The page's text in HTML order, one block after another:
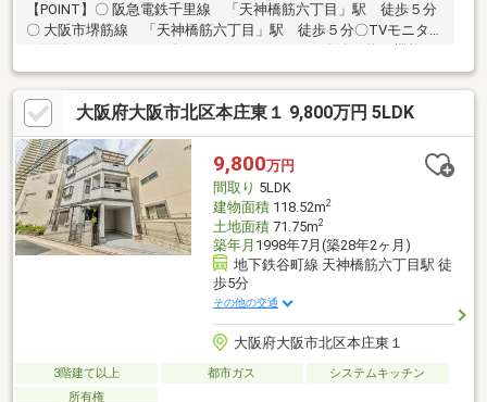
【POINT】〇 阪急電鉄千里線 「天神橋筋六丁目」駅 徒歩５分
〇 大阪市堺筋線 「天神橋筋六丁目」駅 徒歩５分〇TVモニター
画面付インターホン 〇カウンターキッチン 〇追い炊き機能
〇浴室乾燥暖房付〇駐車スペース有（車種により制限有）
大阪府大阪市北区本庄東１ 9,800万円 5LDK
9,800万円
間取り 5LDK
建物面積118.52m2
土地面積71.75m2
築年月 1998年7月(築28年2ヶ月)
地下鉄谷町線 天神橋筋六丁目駅 徒
歩5分
その他の交通
大阪府大阪市北区本庄東１
3階建て以上 都市ガス
システムキッチン
所有権